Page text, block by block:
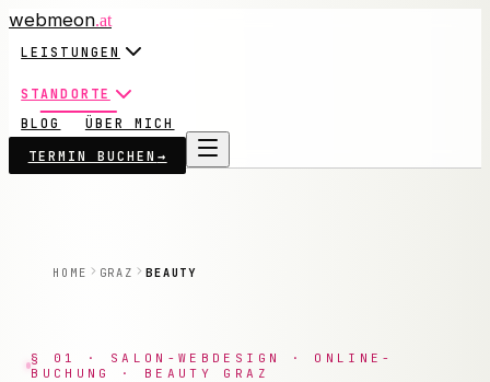
webmeon.at
LEISTUNGEN
STANDORTE
BLOG
ÜBER MICH
TERMIN BUCHEN →
HOME GRAZ BEAUTY
§ 01 · SALON-WEBDESIGN · ONLINE-
BUCHUNG · BEAUTY GRAZ